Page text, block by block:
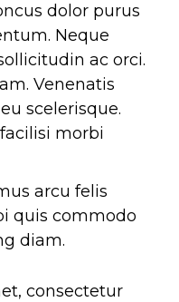
dolor purus
Neque
ac orci.
Venenatis
scelerisque.
morbi
arcu felis
quis commodo
diam.
consectetur